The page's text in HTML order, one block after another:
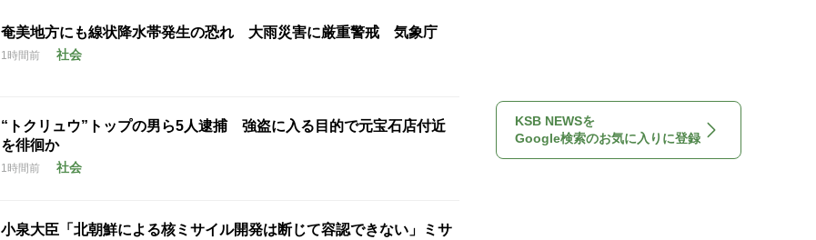
奄美地方にも線状降水帯発生の恐れ 大雨災害に厳重警戒 気象庁
1時間前 社会
“トクリュウ”トップの男ら5人逮捕 強盗に入る目的で元宝石店付近
を徘徊か
1時間前 社会
小泉大臣「北朝鮮による核ミサイル開発は断じて容認できない」ミサ
KSB NEWSを
Google検索のお気に入りに登録